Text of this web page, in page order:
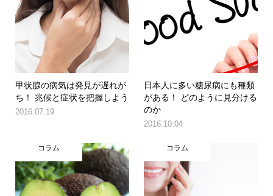
甲状腺の病気は発見が遅れが
ち！ 兆候と症状を把握しよう
2016.07.19
日本人に多い糖尿病にも種類
がある！ どのように見分ける
のか
2016.10.04
コラム コラム